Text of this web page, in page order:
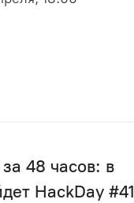
48 часов: в
HackDay #41